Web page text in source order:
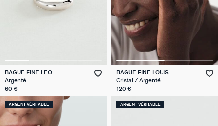
BAGUE FINE LEO
Argenté
60 €
BAGUE FINE LOUIS
Cristal / Argenté
120 €
ARGENT VÉRITABLE ARGENT VÉRITABLE